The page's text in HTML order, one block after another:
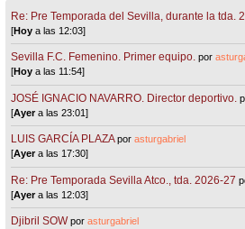
Re: Pre Temporada del Sevilla, durante la tda.
[Hoy a las 12:03]
Sevilla F.C. Femenino. Primer equipo. por
[Hoy a las 11:54]
JOSÉ IGNACIO NAVARRO. Director deportivo.
[Ayera las 23:01]
LUIS GARCÍA PLAZA porasturgabriel
[Ayera las 17:30]
Re: Pre Temporada Sevilla Atco., tda. 2026-27
[Ayera las 12:03]
Djibril SOW porasturgabriel